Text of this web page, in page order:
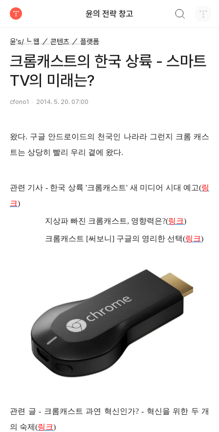
윤의 전략 창고
윤's/┗ 웹 ／ 콘텐츠 ／ 플랫폼
크롬캐스트의 한국 상륙 - 스마트
TV의 미래는?
cfono1 2014. 5. 20. 07:00
왔다. 구글 안드로이드의 천국인 나라라 그런지 크롬 캐스
트는 상당히 빨리 우리 곁에 왔다.
관련 기사 - 한국 상륙 '크롬캐스트' 새 미디어 시대 예고(링
크)
지상파 빠진 크롬캐스트, 영향력은?(링크)
크롬캐스트 [써보니] 구글의 영리한 선택(링크)
관련 글 - 크롬캐스트 과연 혁신인가? - 혁신을 위한 두 개
의 숙제(링크)